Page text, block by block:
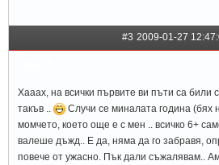
#3 2009-01-27
Хааах, на всички първите ви пъти са били
такъв ..
Случи се миналата година (бях
момчето, което още е с мен .. всичко 6+
валеше дъжд.. Е да, няма да го забравя,
повече от ужасно. Пък дали съжалявам..